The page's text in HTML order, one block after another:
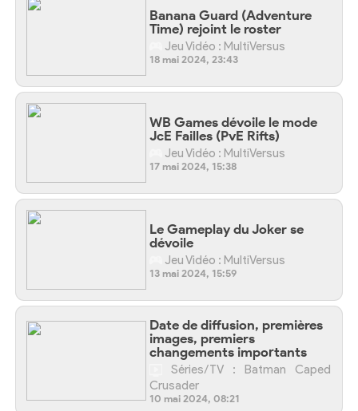
Banana Guard (Adventure
Time) rejoint le roster
Jeu Vidéo : MultiVersus
18 mai 2024, 23:43
WB Games dévoile le mode
JcE Failles (PvE Rifts)
Jeu Vidéo : MultiVersus
17 mai 2024, 15:38
Le Gameplay du Joker se
dévoile
Jeu Vidéo : MultiVersus
13 mai 2024, 15:59
Date de diffusion, premières
images, premiers
changements importants
Séries/TV : Batman Caped
Crusader
10 mai 2024, 08:21